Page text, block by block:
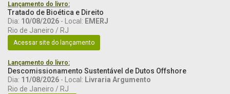
Lançamento do livro:
Tratado de Bioética e Direito
Dia: 10/08/2026 - Local: EMERJ
Rio de Janeiro / RJ
Acessar site do lançamento
Lançamento do livro:
Descomissionamento Sustentável de Dutos Offshore
Dia: 11/08/2026 - Local: Livraria Argumento
Rio de Janeiro / RJ